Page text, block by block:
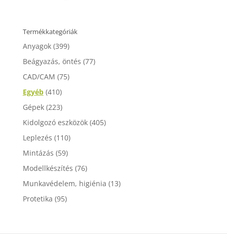
Termékkategóriák
Anyagok (399)
Beágyazás, öntés (77)
CAD/CAM (75)
Egyéb (410)
Gépek (223)
Kidolgozó eszközök (405)
Leplezés (110)
Mintázás (59)
Modellkészítés (76)
Munkavédelem, higiénia (13)
Protetika (95)